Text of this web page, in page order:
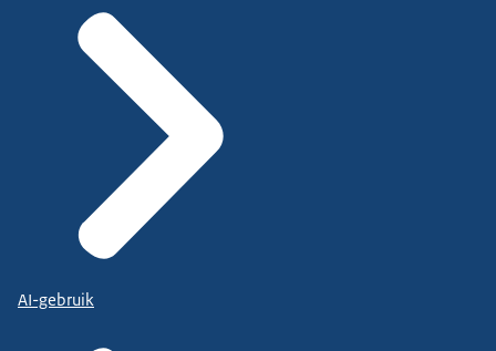
AI-gebruik